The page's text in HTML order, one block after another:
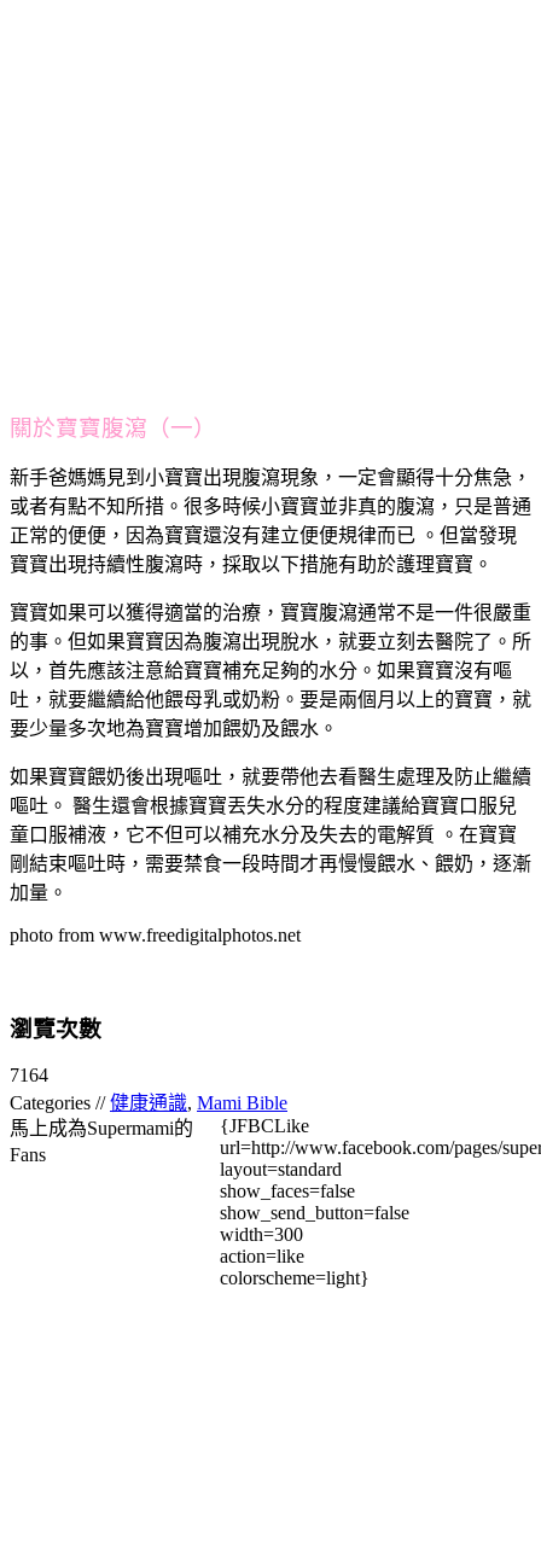
關於寶寶腹瀉（一）
新手爸媽媽見到小寶寶出現腹瀉現象，一定會顯得十分焦急，
或者有點不知所措。很多時候小寶寶並非真的腹瀉，只是普通
正常的便便，因為寶寶還沒有建立便便規律而已 。但當發現
寶寶出現持續性腹瀉時，採取以下措施有助於護理寶寶。
寶寶如果可以獲得適當的治療，寶寶腹瀉通常不是一件很嚴重
的事。但如果寶寶因為腹瀉出現脫水，就要立刻去醫院了。所
以，首先應該注意給寶寶補充足夠的水分。如果寶寶沒有嘔
吐，就要繼續給他餵母乳或奶粉。要是兩個月以上的寶寶，就
要少量多次地為寶寶增加餵奶及餵水。
如果寶寶餵奶後出現嘔吐，就要帶他去看醫生處理及防止繼續
嘔吐。 醫生還會根據寶寶丟失水分的程度建議給寶寶口服兒
童口服補液，它不但可以補充水分及失去的電解質 。在寶寶
剛結束嘔吐時，需要禁食一段時間才再慢慢餵水、餵奶，逐漸
加量。
photo from www.freedigitalphotos.net
瀏覽次數
7164
Categories //健康通識, Mami Bible
馬上成為Supermami的
Fans
{JFBCLike
url=http://www.facebook.com/pages/
layout=standard
show_faces=false
show_send_button=false
width=300
action=like
colorscheme=light}